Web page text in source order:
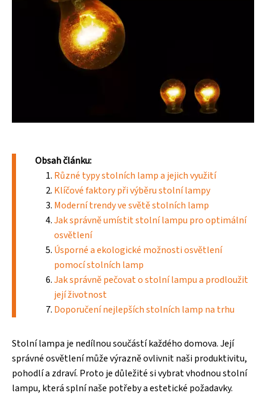
Obsah článku:
Různé typy stolních lamp a jejich využití
Klíčové faktory při výběru stolní lampy
Moderní trendy ve světě stolních lamp
Jak správně umístit stolní lampu pro optimální
osvětlení
Úsporné a ekologické možnosti osvětlení
pomocí stolních lamp
Jak správně pečovat o stolní lampu a prodloužit
její životnost
Doporučení nejlepších stolních lamp na trhu
Stolní lampa je nedílnou součástí každého domova. Její
správné osvětlení může výrazně ovlivnit naši produktivitu,
pohodlí a zdraví. Proto je důležité si vybrat vhodnou stolní
lampu, která splní naše potřeby a estetické požadavky.